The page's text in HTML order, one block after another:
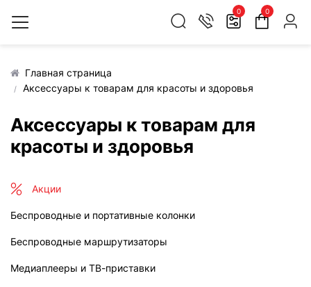
0 0
Главная страница
Аксессуары к товарам для красоты и здоровья
Аксессуары к товарам для
красоты и здоровья
Акции
Беспроводные и портативные колонки
Беспроводные маршрутизаторы
Медиаплееры и ТВ-приставки